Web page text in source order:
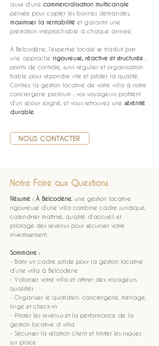
aussi d’une commercialisation multicanale
pensée pour capter les bonnes demandes,
maximiser la rentabilité et garantir une
prestation irréprochable à chaque arrivée.
À Belcodène, l’expertise locale se traduit par
une approche rigoureuse, réactive et structurée :
points de contrôle, suivi régulier et organisation
fiable pour répondre vite et piloter la qualité.
Confiez la gestion locative de votre villa à notre
conciergerie premium : vos voyageurs profitent
d’un séjour soigné, et vous retrouvez une sérénité
durable
NOUS CONTACTER
Notre Foire aux Questions
Résumé : À Belcodène , une gestion locative
rigoureuse d’une villa combine cadre juridique,
calendrier maîtrisé, qualité d’accueil et
pilotage des revenus pour sécuriser votre
investissement.
Sommaire :
- Bâtir un cadre solide pour la gestion locative
d’une villa à Belcodène
- Valoriser votre villa et attirer des voyageurs
qualifiés
- Organiser le quotidien: conciergerie, ménage,
linge et check-in
- Piloter les revenus et la performance de la
gestion locative d villa
- Sécuriser la relation client et limiter les risques
sur place